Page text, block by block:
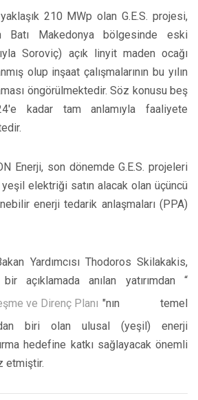
210 MWp olan G.E.S. projesi,
Batı Makedonya bölgesinde eski
Soroviç) açık linyit maden ocağı
olup inşaat çalışmalarının bu yılın
öngörülmektedir. Söz konusu beş
kadar tam anlamıyla faaliyete
Enerji, son dönemde G.E.S. projeleri
elektriği satın alacak olan üçüncü
enerji tedarik anlaşmaları (PPA)
Yardımcısı Thodoros Skilakakis,
bir açıklamada anılan yatırımdan “
ve Direnç Planı "nın temel
biri olan ulusal (yeşil) enerji
hedefine katkı sağlayacak önemli
etmiştir.